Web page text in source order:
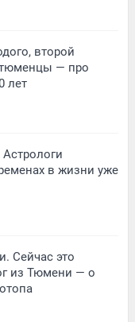
второй
тюменцы — про
лет
в жизни уже
Сейчас это
из Тюмени — о